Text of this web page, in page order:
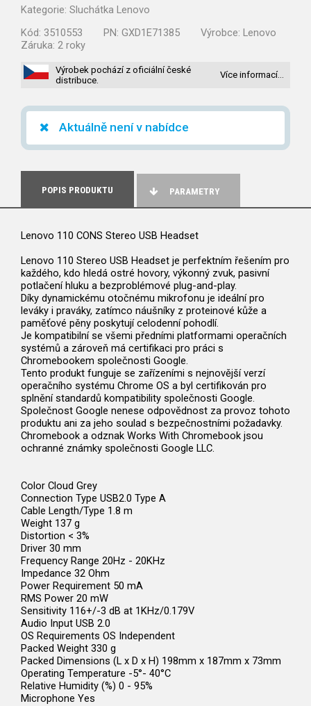
Kategorie: Sluchátka Lenovo
Kód: 3510553 PN: GXD1E71385 Výrobce: Lenovo
Záruka: 2 roky
Výrobek pochází z oficiální české
distribuce.
Více informací…
Aktuálně není v nabídce
POPIS PRODUKTU PARAMETRY
Lenovo 110 CONS Stereo USB Headset
Lenovo 110 Stereo USB Headset je perfektním řešením pro
každého, kdo hledá ostré hovory, výkonný zvuk, pasivní
potlačení hluku a bezproblémové plug-and-play.
Díky dynamickému otočnému mikrofonu je ideální pro
leváky i praváky, zatímco náušníky z proteinové kůže a
paměťové pěny poskytují celodenní pohodlí.
Je kompatibilní se všemi předními platformami operačních
systémů a zároveň má certifikaci pro práci s
Chromebookem společnosti Google.
Tento produkt funguje se zařízeními s nejnovější verzí
operačního systému Chrome OS a byl certifikován pro
splnění standardů kompatibility společnosti Google.
Společnost Google nenese odpovědnost za provoz tohoto
produktu ani za jeho soulad s bezpečnostními požadavky.
Chromebook a odznak Works With Chromebook jsou
ochranné známky společnosti Google LLC.
Color Cloud Grey
Connection Type USB2.0 Type A
Cable Length/Type 1.8 m
Weight 137 g
Distortion < 3%
Driver 30 mm
Frequency Range 20Hz - 20KHz
Impedance 32 Ohm
Power Requirement 50 mA
RMS Power 20 mW
Sensitivity 116+/-3 dB at 1KHz/0.179V
Audio Input USB 2.0
OS Requirements OS Independent
Packed Weight 330 g
Packed Dimensions (L x D x H) 198mm x 187mm x 73mm
Operating Temperature -5°- 40°C
Relative Humidity (%) 0 - 95%
Microphone Yes